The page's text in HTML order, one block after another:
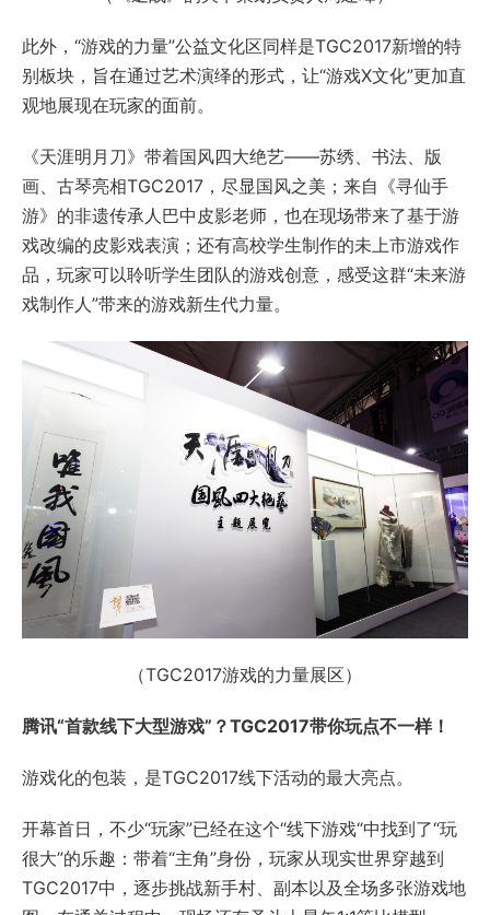
此外，“游戏的力量”公益文化区同样是TGC2017新增的特
别板块，旨在通过艺术演绎的形式，让“游戏X文化”更加直
观地展现在玩家的面前。
《天涯明月刀》带着国风四大绝艺——苏绣、书法、版
画、古琴亮相TGC2017，尽显国风之美；来自《寻仙手
游》的非遗传承人巴中皮影老师，也在现场带来了基于游
戏改编的皮影戏表演；还有高校学生制作的未上市游戏作
品，玩家可以聆听学生团队的游戏创意，感受这群“未来游
戏制作人”带来的游戏新生代力量。
（TGC2017游戏的力量展区）
腾讯“首款线下大型游戏”？TGC2017带你玩点不一样！
游戏化的包装，是TGC2017线下活动的最大亮点。
开幕首日，不少“玩家”已经在这个“线下游戏“中找到了“玩
很大”的乐趣：带着“主角”身份，玩家从现实世界穿越到
TGC2017中，逐步挑战新手村、副本以及全场多张游戏地